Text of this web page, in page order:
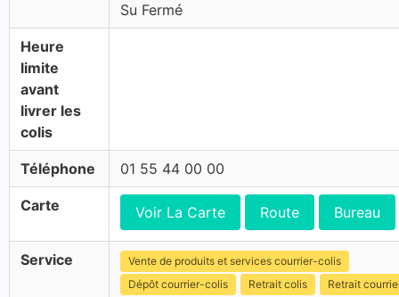
Su Fermé
Heure
limite
avant
livrer les
colis
Téléphone 01 55 44 00 00
Carte Voir La Carte Route Bureau
Service
Vente de produits et services courrier-colis
Dépôt courrier-colis
Retrait colis
Retrait